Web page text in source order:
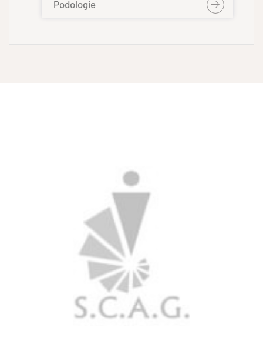
Podologie